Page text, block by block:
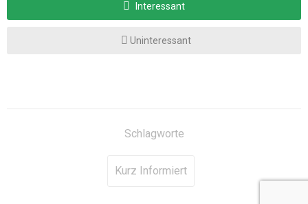
Interessant
Uninteressant
Schlagworte
Kurz Informiert